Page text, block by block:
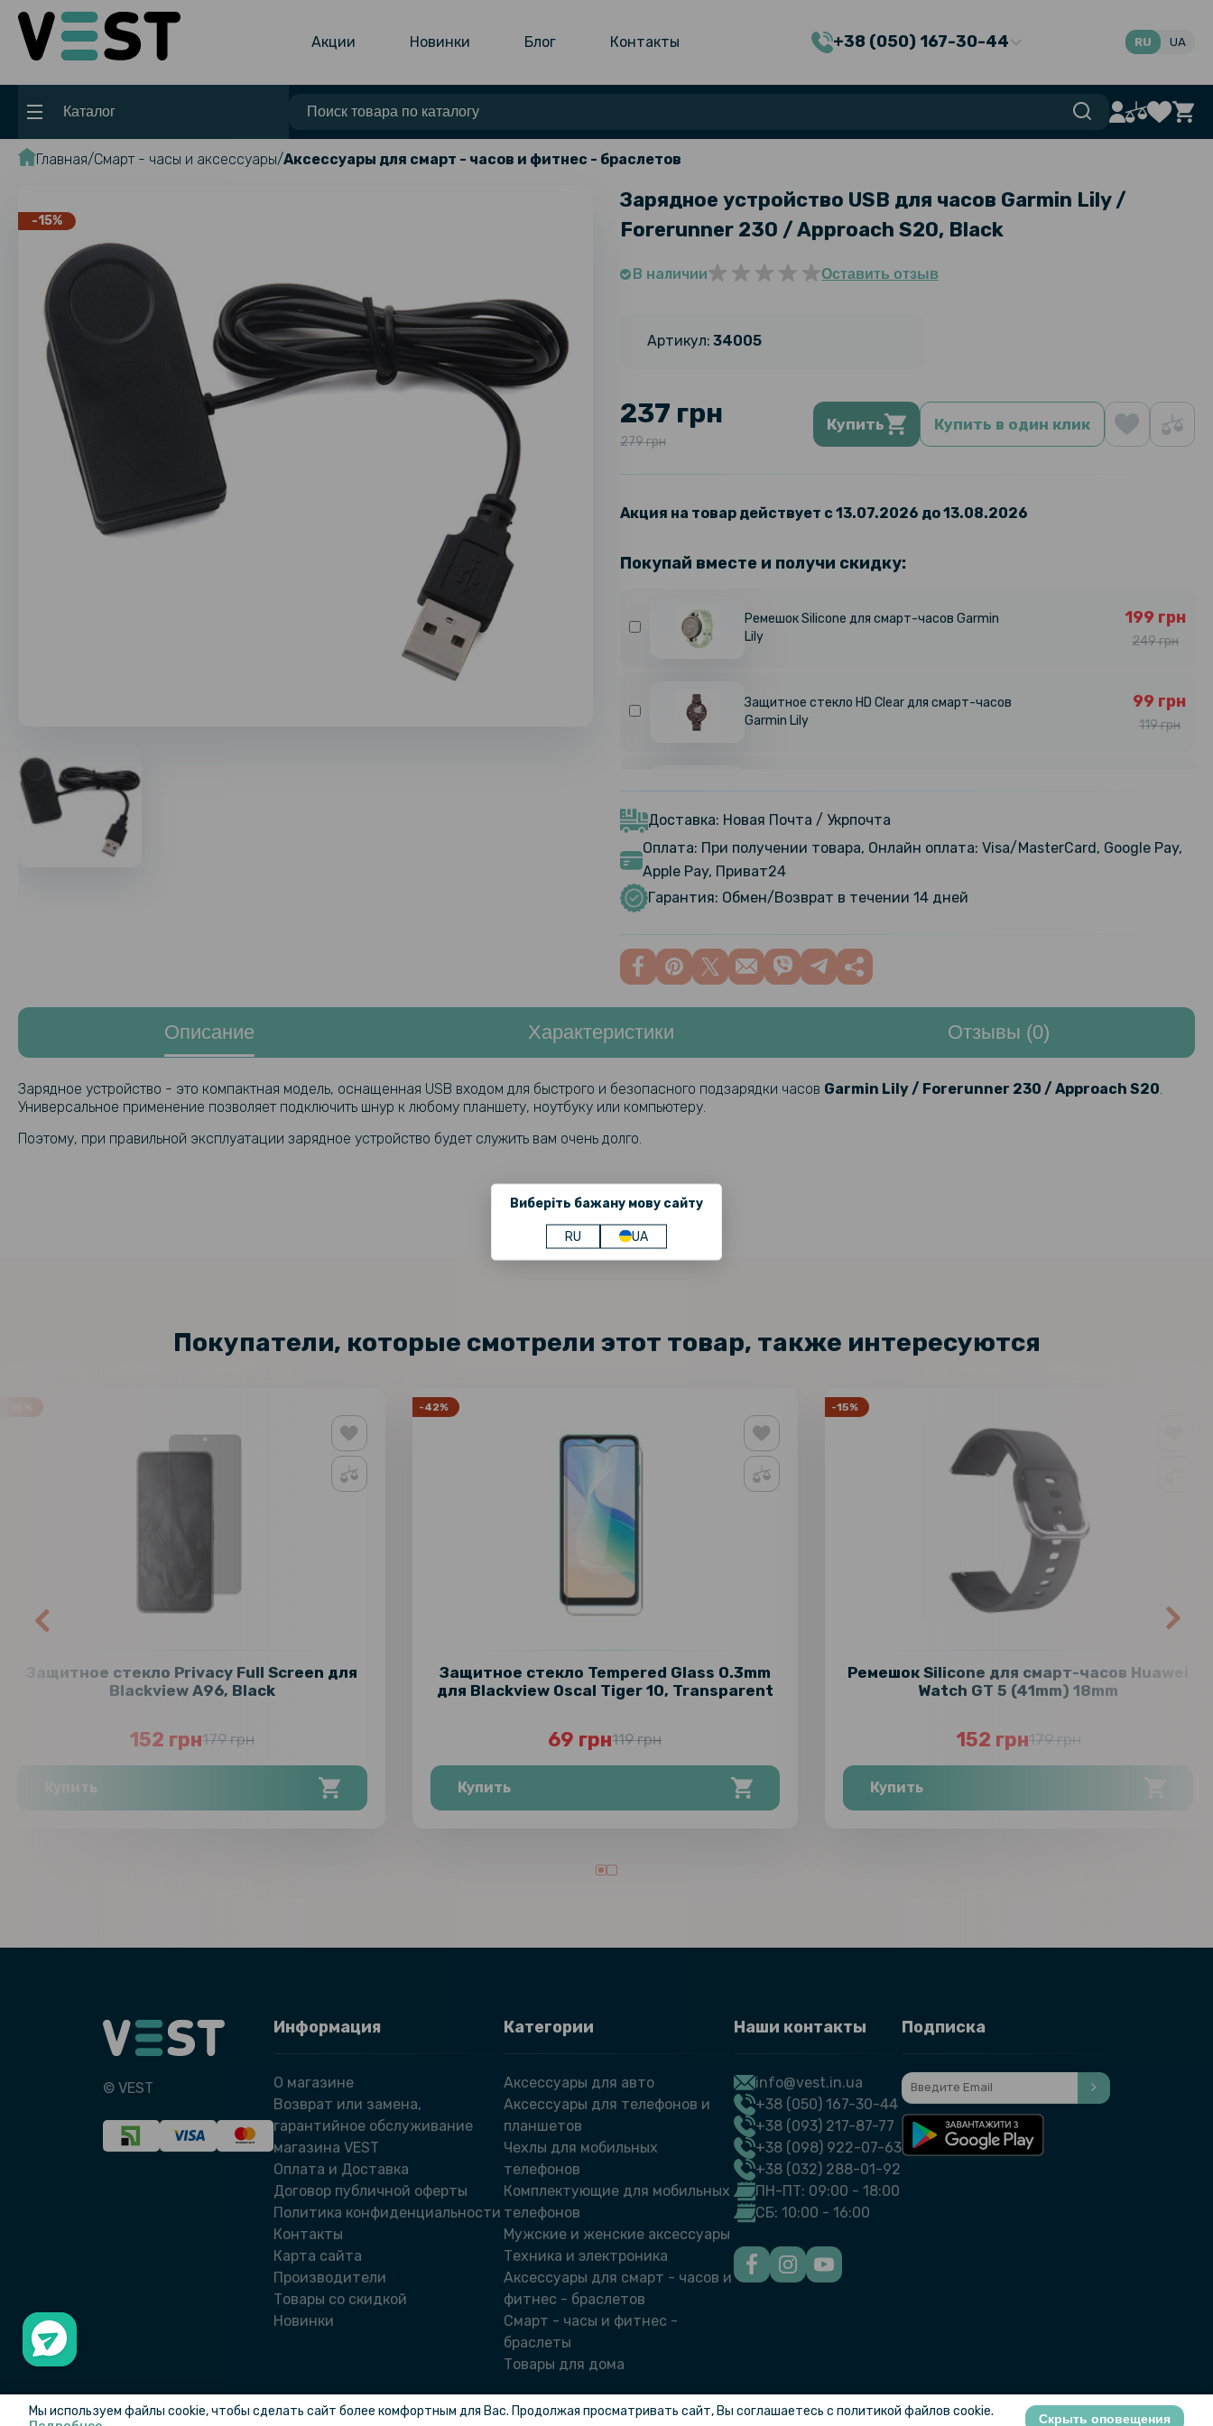
Акции Новинки Блог Контакты +38 (050) 167-30-44
Виберіть бажану мову сайту
RU UA
RU UA
Каталог
Главная Смарт - часы и аксессуары Аксессуары для смарт - часов и фитнес - браслетов
-15%
Зарядное устройство USB для часов Garmin Lily /
Forerunner 230 / Approach S20, Black
В наличии Оставить отзыв
Артикул: 34005
237 грн
279 грн
Купить Купить в один клик
Акция на товар действует с 13.07.2026 до 13.08.2026
Покупай вместе и получи скидку:
Ремешок Silicone для смарт-часов Garmin
Lily
199 грн
249 грн
Защитное стекло HD Clear для смарт-часов
Garmin Lily
99 грн
119 грн
Доставка: Новая Почта / Укрпочта
Оплата: При получении товара, Онлайн оплата: Visa/MasterCard, Google Pay,
Apple Pay, Приват24
Гарантия: Обмен/Возврат в течении 14 дней
Описание Характеристики Отзывы (0)
Зарядное устройство - это компактная модель, оснащенная USB входом для быстрого и безопасного подзарядки часов Garmin Lily / Forerunner 230 / Approach S20
Универсальное применение позволяет подключить шнур к любому планшету, ноутбуку или компьютеру.
Поэтому, при правильной эксплуатации зарядное устройство будет служить вам очень долго.
Покупатели, которые смотрели этот товар, также интересуются
Защитное стекло Privacy Full Screen для
Blackview A96, Black
152 грн179 грн
Купить
-42%
Защитное стекло Tempered Glass 0.3mm
для Blackview Oscal Tiger 10, Transparent
69 грн119 грн
Купить
-15%
Ремешок Silicone для смарт-часов Huawei
Watch GT 5 (41mm) 18mm
152 грн179 грн
Купить
© VEST
Информация
О магазине
Возврат или замена,
гарантийное обслуживание
магазина VEST
Оплата и Доставка
Договор публичной оферты
Политика конфиденциальности
Контакты
Карта сайта
Производители
Товары со скидкой
Новинки
Категории
Аксессуары для авто
Аксессуары для телефонов и
планшетов
Чехлы для мобильных
телефонов
Комплектующие для мобильных
телефонов
Мужские и женские аксессуары
Техника и электроника
Аксессуары для смарт - часов и
фитнес - браслетов
Смарт - часы и фитнес -
браслеты
Товары для дома
Наши контакты
info@vest.in.ua
+38 (050) 167-30-44
+38 (093) 217-87-77
+38 (098) 922-07-63
+38 (032) 288-01-92
ПН-ПТ: 09:00 - 18:00
СБ: 10:00 - 16:00
Подписка
Мы используем файлы cookie, чтобы сделать сайт более комфортным для Вас. Продолжая просматривать сайт, Вы соглашаетесь с политикой файлов cookie.
Скрыть оповещения